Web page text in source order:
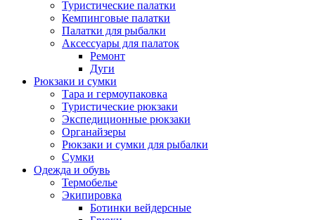
Туристические палатки
Кемпинговые палатки
Палатки для рыбалки
Аксессуары для палаток
Ремонт
Дуги
Рюкзаки и сумки
Тара и гермоупаковка
Туристические рюкзаки
Экспедиционные рюкзаки
Органайзеры
Рюкзаки и сумки для рыбалки
Сумки
Одежда и обувь
Термобелье
Экипировка
Ботинки вейдерсные